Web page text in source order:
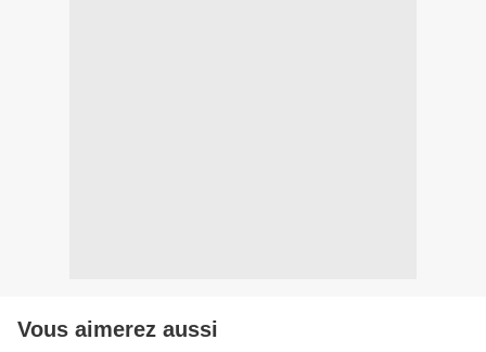
Vous aimerez aussi